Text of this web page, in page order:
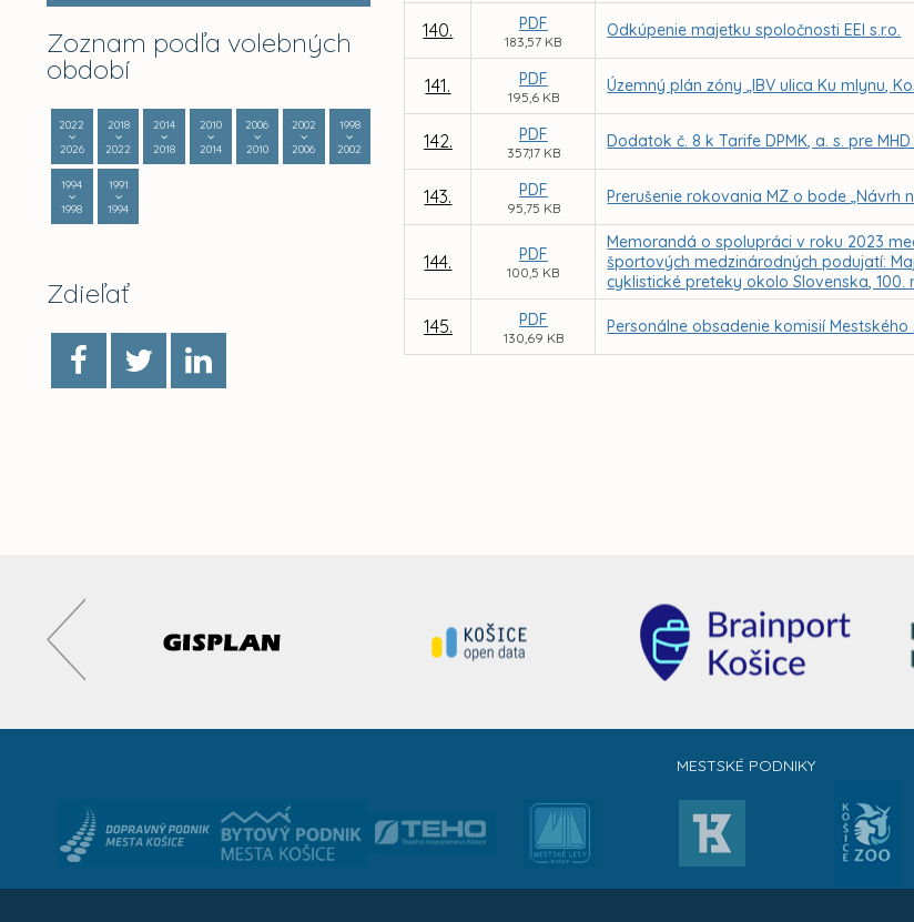
Zoznam podľa volebných
období
2022
2026
2018
2022
2014
2018
2010
2014
2006
2010
2002
2006
1998
2002
1994
1998
1991
1994
Zdieľať
140. PDF
183,57 KB
Odkúpenie majetku spoločnosti EEI s.r.o.
141. PDF
195,6 KB
Územný plán zóny „IBV ulica Ku mlynu,
142. PDF
357,17 KB
Dodatok č. 8 k Tarife DPMK, a. s. pre
143. PDF
95,75 KB
Prerušenie rokovania MZ o bode
144. PDF
100,5 KB
Memorandá o spolupráci v roku 2023
športových medzinárodných podujatí:
cyklistické preteky okolo Slovenska, 100.
145. PDF
130,69 KB
Personálne obsadenie komisií
MESTSKÉ PODNIKY